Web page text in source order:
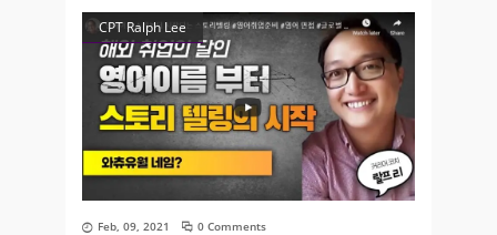
CPT Ralph Lee
Feb, 09, 2021 0 Comments